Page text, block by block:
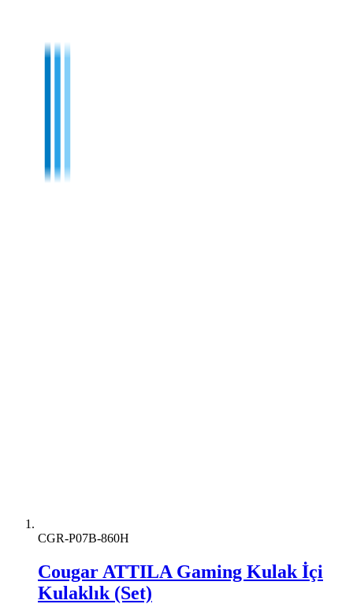
CGR-P07B-860H
Cougar ATTILA Gaming Kulak İçi
Kulaklık (Set)